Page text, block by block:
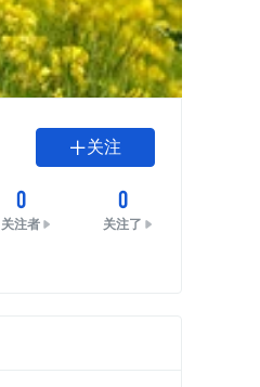
关注
0
关注者
0
关注了